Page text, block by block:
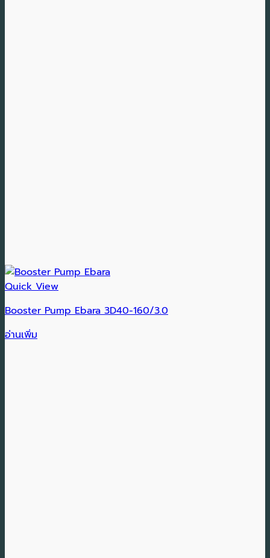
Quick View
Booster Pump Ebara 3D40-160/3.0
อ่านเพิ่ม